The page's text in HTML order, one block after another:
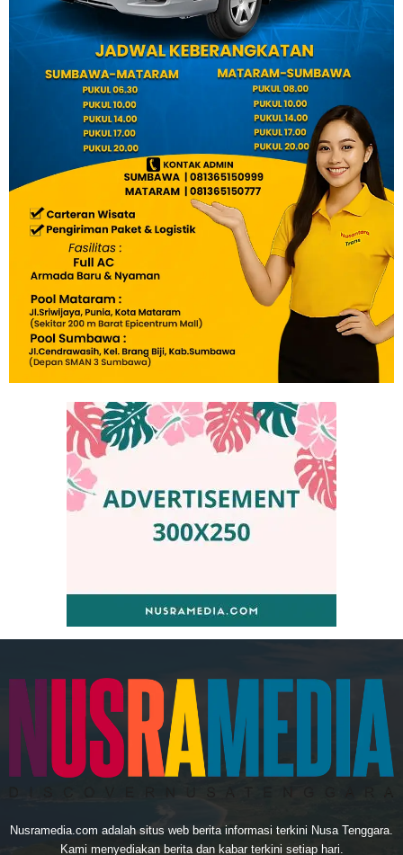
Nusramedia.com adalah situs web berita informasi terkini Nusa Tenggara.
Kami menyediakan berita dan kabar terkini setiap hari.